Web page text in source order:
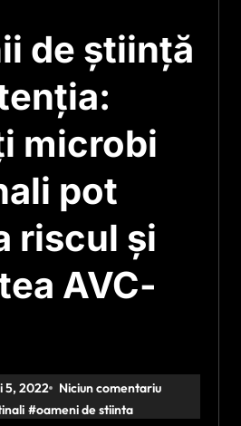
de știință
microbi
pot
riscul şi
AVC-
5, 2022
Niciun comentariu
#oameni de stiinta